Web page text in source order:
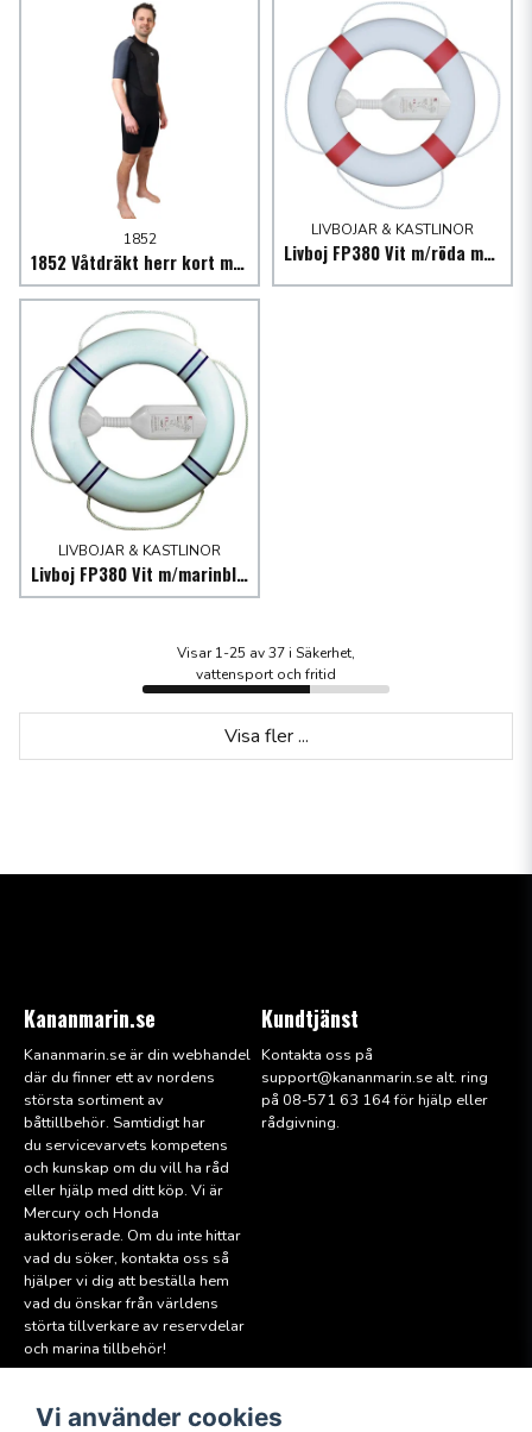
1852
1852 Våtdräkt herr kort modell svart/grå
LIVBOJAR & KASTLINOR
Livboj FP380 Vit m/röda manschetter, 20m kastlina
LIVBOJAR & KASTLINOR
Livboj FP380 Vit m/marinblå reflexband, 20m kastlina
Visar 1-25 av 37 i Säkerhet,
vattensport och fritid
Visa fler ...
Kananmarin.se
Kananmarin.se är din webhandel
där du finner ett av nordens
största sortiment av
båttillbehör. Samtidigt har
du servicevarvets kompetens
och kunskap om du vill ha råd
eller hjälp med ditt köp. Vi är
Mercury och Honda
auktoriserade. Om du inte hittar
vad du söker, kontakta oss så
hjälper vi dig att beställa hem
vad du önskar från världens
störta tillverkare av reservdelar
och marina tillbehör!
Kundtjänst
Kontakta oss på
support@kananmarin.se alt. ring
på 08-571 63 164 för hjälp eller
rådgivning.
Läs mer Följ oss
Vi använder cookies